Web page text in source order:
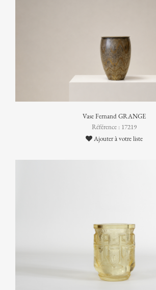
Vase Fernand GRANGE
Référence : 17219
Ajouter à votre liste